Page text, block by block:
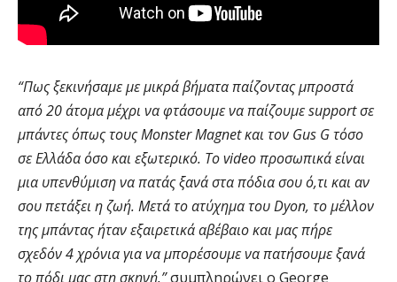
“Πως ξεκινήσαμε με μικρά βήματα παίζοντας μπροστά
από 20 άτομα μέχρι να φτάσουμε να παίζουμε support σε
μπάντες όπως τους Monster Magnet και τον Gus G τόσο
σε Ελλάδα όσο και εξωτερικό. Το video προσωπικά είναι
μια υπενθύμιση να πατάς ξανά στα πόδια σου ό,τι και αν
σου πετάξει η ζωή. Μετά το ατύχημα του Dyon, το μέλλον
της μπάντας ήταν εξαιρετικά αβέβαιο και μας πήρε
σχεδόν 4 χρόνια για να μπορέσουμε να πατήσουμε ξανά
το πόδι μας στη σκηνή.”συμπληρώνει ο George